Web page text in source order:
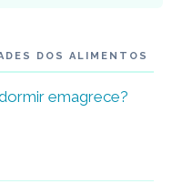
DOS ALIMENTOS
emagrece?